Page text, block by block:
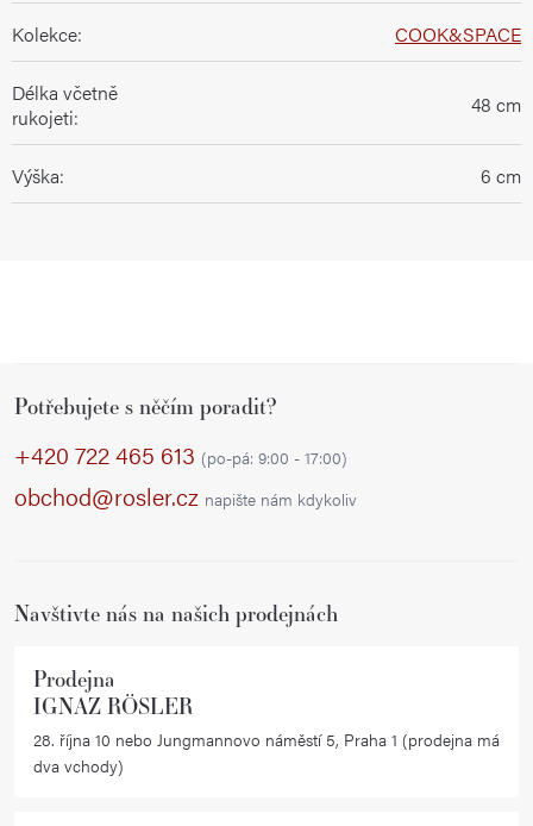
Kolekce: COOK&SPACE
Délka včetně
rukojeti: 48 cm
Výška: 6 cm
Potřebujete s něčím poradit?
+420 722 465 613 (po-pá: 9:00 - 17:00)
obchod@rosler.cz napište nám kdykoliv
Navštivte nás na našich prodejnách
Prodejna
IGNAZ RÖSLER
28. října 10 nebo Jungmannovo náměstí 5, Praha 1 (prodejna má
dva vchody)